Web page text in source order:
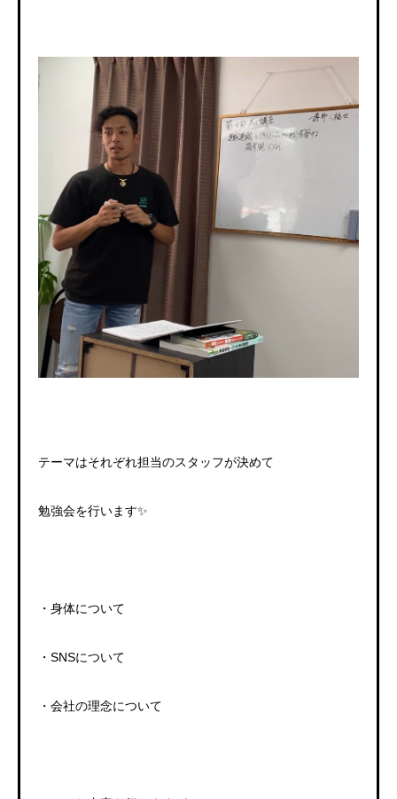
テーマはそれぞれ担当のスタッフが決めて
勉強会を行います✨
・身体について
・ SNSについて
・会社の理念について